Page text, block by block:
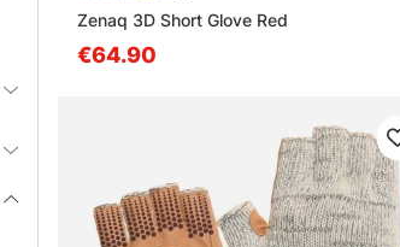
Zenaq 3D Short Glove Red
€64.90